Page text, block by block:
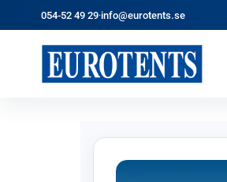
054-52 49 29·info@eurotents.se